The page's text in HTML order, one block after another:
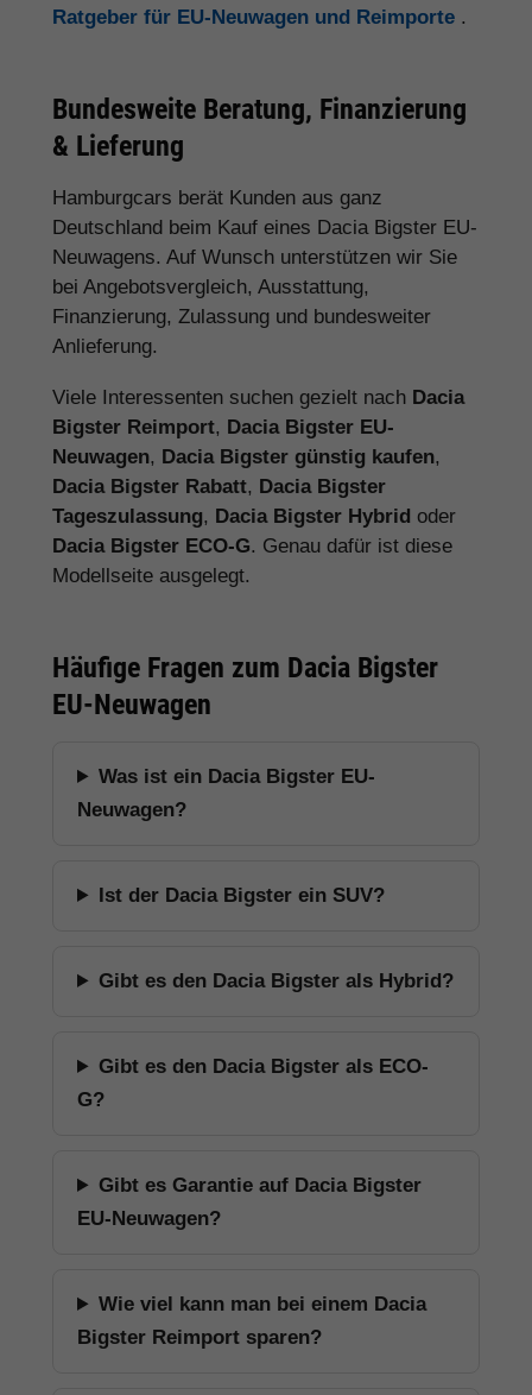
Ratgeber für EU-Neuwagen und Reimporte .
Bundesweite Beratung, Finanzierung
& Lieferung
Hamburgcars berät Kunden aus ganz
Deutschland beim Kauf eines Dacia Bigster EU-
Neuwagens. Auf Wunsch unterstützen wir Sie
bei Angebotsvergleich, Ausstattung,
Finanzierung, Zulassung und bundesweiter
Anlieferung.
Viele Interessenten suchen gezielt nach Dacia
Bigster Reimport, Dacia Bigster EU-
Neuwagen, Dacia Bigster günstig kaufen,
Dacia Bigster Rabatt, Dacia Bigster
Tageszulassung, Dacia Bigster Hybrid oder
Dacia Bigster ECO-G. Genau dafür ist diese
Modellseite ausgelegt.
Häufige Fragen zum Dacia Bigster
EU-Neuwagen
Was ist ein Dacia Bigster EU-
Neuwagen?
Ist der Dacia Bigster ein SUV?
Gibt es den Dacia Bigster als Hybrid?
Gibt es den Dacia Bigster als ECO-
G?
Gibt es Garantie auf Dacia Bigster
EU-Neuwagen?
Wie viel kann man bei einem Dacia
Bigster Reimport sparen?